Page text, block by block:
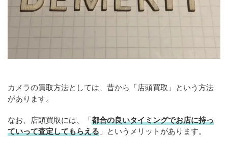
カメラの買取方法としては、昔から「店頭買取」という方法
があります。
なお、店頭買取には、「都合の良いタイミングでお店に持っ
ていって査定してもらえる 」というメリットがあります。